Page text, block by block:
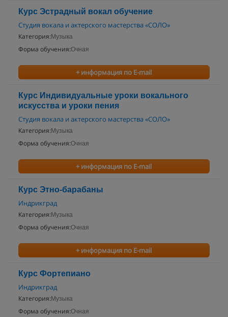
Курс Эстрадный вокал обучение
Студия вокала и актерского мастерства «СОЛО»
Категория: Музыка
Форма обучения:Очная
+ информация по E-mail
Курс Индивидуальные уроки вокального
искусства и уроки пения
Студия вокала и актерского мастерства «СОЛО»
Категория: Музыка
Форма обучения:Очная
+ информация по E-mail
Курс Этно-барабаны
Индрикград
Категория: Музыка
Форма обучения:Очная
+ информация по E-mail
Курс Фортепиано
Индрикград
Категория: Музыка
Форма обучения:Очная